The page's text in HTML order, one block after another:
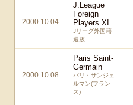
2000.10.04
J.League
Foreign
Players XI
Jリーグ外国籍
選抜
2000.10.08
Paris Saint-
Germain
パリ・サンジェ
ルマン(フラン
ス)